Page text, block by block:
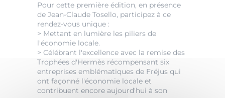
Pour cette première édition, en présence
de Jean-Claude Tosello, participez à ce
rendez-vous unique :
> Mettant en lumière les piliers de
l'économie locale.
> Célébrant l'excellence avec la remise des
Trophées d'Hermès récompensant six
entreprises emblématiques de Fréjus qui
ont façonné l'économie locale et
contribuent encore aujourd'hui à son